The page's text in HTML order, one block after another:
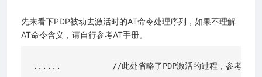
先来看下PDP被动去激活时的AT命令处理序列，如果不理解
AT命令含义，请自行参考AT手册。
......           //此处省略了PDP激活的过程，参考基本